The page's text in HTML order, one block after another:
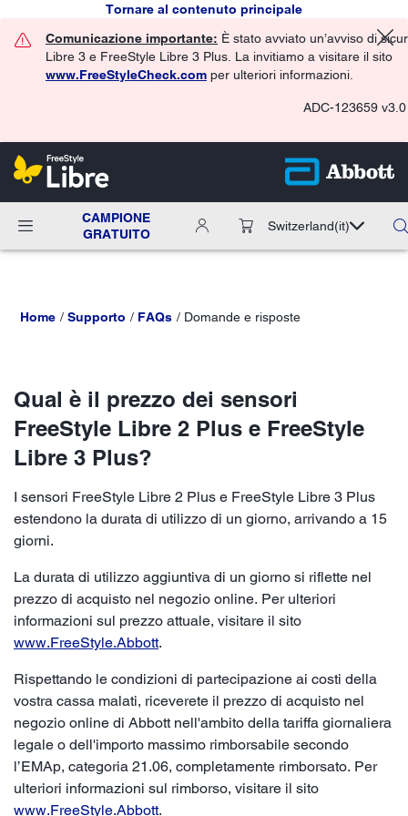
Tornare al contenuto principale
Comunicazione importante: È stato avviato un’avviso di
Libre 3 e FreeStyle Libre 3 Plus. La invitiamo a visitare il sito
www.FreeStyleCheck.com per ulteriori informazioni.
ADC-123659 v3.0
CAMPIONE
GRATUITO
Switzerland(it)
Home Supporto FAQs Domande e risposte
Qual è il prezzo dei sensori
FreeStyle Libre 2 Plus e FreeStyle
Libre 3 Plus?
I sensori FreeStyle Libre 2 Plus e FreeStyle Libre 3 Plus
estendono la durata di utilizzo di un giorno, arrivando a 15
giorni.
La durata di utilizzo aggiuntiva di un giorno si riflette nel
prezzo di acquisto nel negozio online. Per ulteriori
informazioni sul prezzo attuale, visitare il sito
www.FreeStyle.Abbott.
Rispettando le condizioni di partecipazione ai costi della
vostra cassa malati, riceverete il prezzo di acquisto nel
negozio online di Abbott nell'ambito della tariffa giornaliera
legale o dell'importo massimo rimborsabile secondo
l’EMAp, categoria 21.06, completamente rimborsato. Per
ulteriori informazioni sul rimborso, visitare il sito
www.FreeStyle.Abbott.